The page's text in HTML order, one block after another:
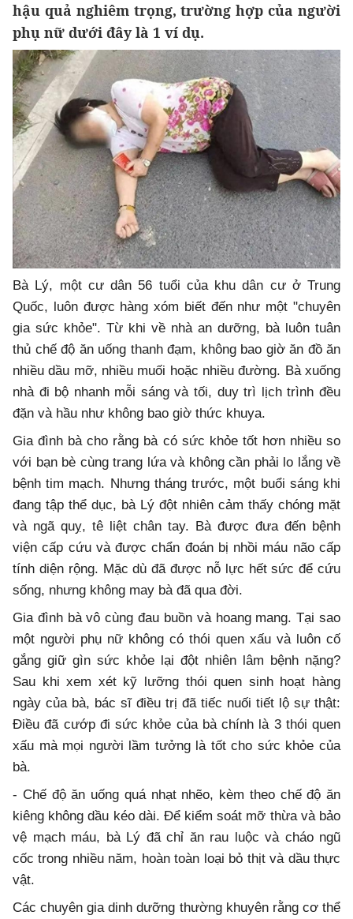
hậu quả nghiêm trọng, trường hợp của người
phụ nữ dưới đây là 1 ví dụ.
Bà Lý, một cư dân 56 tuổi của khu dân cư ở Trung
Quốc, luôn được hàng xóm biết đến như một "chuyên
gia sức khỏe". Từ khi về nhà an dưỡng, bà luôn tuân
thủ chế độ ăn uống thanh đạm, không bao giờ ăn đồ ăn
nhiều dầu mỡ, nhiều muối hoặc nhiều đường. Bà xuống
nhà đi bộ nhanh mỗi sáng và tối, duy trì lịch trình đều
đặn và hầu như không bao giờ thức khuya.
Gia đình bà cho rằng bà có sức khỏe tốt hơn nhiều so
với bạn bè cùng trang lứa và không cần phải lo lắng về
bệnh tim mạch. Nhưng tháng trước, một buổi sáng khi
đang tập thể dục, bà Lý đột nhiên cảm thấy chóng mặt
và ngã quỵ, tê liệt chân tay. Bà được đưa đến bệnh
viện cấp cứu và được chẩn đoán bị nhồi máu não cấp
tính diện rộng. Mặc dù đã được nỗ lực hết sức để cứu
sống, nhưng không may bà đã qua đời.
Gia đình bà vô cùng đau buồn và hoang mang. Tại sao
một người phụ nữ không có thói quen xấu và luôn cố
gắng giữ gìn sức khỏe lại đột nhiên lâm bệnh nặng?
Sau khi xem xét kỹ lưỡng thói quen sinh hoạt hàng
ngày của bà, bác sĩ điều trị đã tiếc nuối tiết lộ sự thật:
Điều đã cướp đi sức khỏe của bà chính là 3 thói quen
xấu mà mọi người lầm tưởng là tốt cho sức khỏe của
bà.
- Chế độ ăn uống quá nhạt nhẽo, kèm theo chế độ ăn
kiêng không dầu kéo dài. Để kiểm soát mỡ thừa và bảo
vệ mạch máu, bà Lý đã chỉ ăn rau luộc và cháo ngũ
cốc trong nhiều năm, hoàn toàn loại bỏ thịt và dầu thực
vật.
Các chuyên gia dinh dưỡng thường khuyên rằng cơ thể